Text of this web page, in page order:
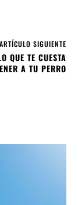
ARTÍCULO SIGUIENTE
QUE TE CUESTA
A TU PERRO